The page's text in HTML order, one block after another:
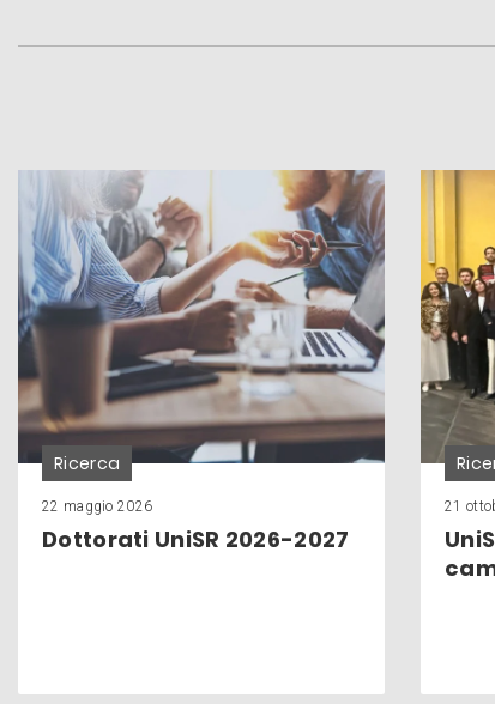
Ricerca
22 maggio 2026
Dottorati UniSR 2026-2027
21